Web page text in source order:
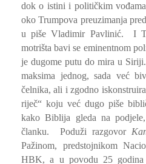
dok o istini i političkim
oko Trumpova preuzimanja
u piše Vladimir Pavlinić. I
motrišta bavi se eminentnom
je dugome putu do mira u
maksima jednog, sada već
čelnika, ali i zgodno
riječ“ koju već dugo piše
kako Biblija gleda na
članku. Poduži razgovor
Pažinom, predstojnikom
HBK, a u povodu 25 godina